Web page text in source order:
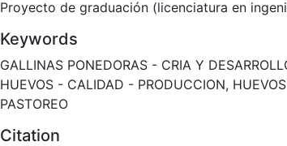
Proyecto de graduación (licenciatura en
Keywords
GALLINAS PONEDORAS - CRIA Y
HUEVOS - CALIDAD - PRODUCCION,
PASTOREO
Citation